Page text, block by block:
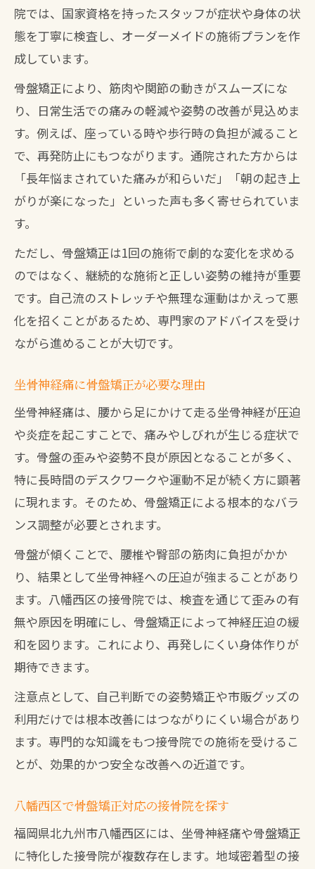
院では、国家資格を持ったスタッフが症状や身体の状
態を丁寧に検査し、オーダーメイドの施術プランを作
成しています。
骨盤矯正により、筋肉や関節の動きがスムーズにな
り、日常生活での痛みの軽減や姿勢の改善が見込めま
す。例えば、座っている時や歩行時の負担が減ること
で、再発防止にもつながります。通院された方からは
「長年悩まされていた痛みが和らいだ」「朝の起き上
がりが楽になった」といった声も多く寄せられていま
す。
ただし、骨盤矯正は1回の施術で劇的な変化を求める
のではなく、継続的な施術と正しい姿勢の維持が重要
です。自己流のストレッチや無理な運動はかえって悪
化を招くことがあるため、専門家のアドバイスを受け
ながら進めることが大切です。
坐骨神経痛に骨盤矯正が必要な理由
坐骨神経痛は、腰から足にかけて走る坐骨神経が圧迫
や炎症を起こすことで、痛みやしびれが生じる症状で
す。骨盤の歪みや姿勢不良が原因となることが多く、
特に長時間のデスクワークや運動不足が続く方に顕著
に現れます。そのため、骨盤矯正による根本的なバラ
ンス調整が必要とされます。
骨盤が傾くことで、腰椎や臀部の筋肉に負担がかか
り、結果として坐骨神経への圧迫が強まることがあり
ます。八幡西区の接骨院では、検査を通じて歪みの有
無や原因を明確にし、骨盤矯正によって神経圧迫の緩
和を図ります。これにより、再発しにくい身体作りが
期待できます。
注意点として、自己判断での姿勢矯正や市販グッズの
利用だけでは根本改善にはつながりにくい場合があり
ます。専門的な知識をもつ接骨院での施術を受けるこ
とが、効果的かつ安全な改善への近道です。
八幡西区で骨盤矯正対応の接骨院を探す
福岡県北九州市八幡西区には、坐骨神経痛や骨盤矯正
に特化した接骨院が複数存在します。地域密着型の接